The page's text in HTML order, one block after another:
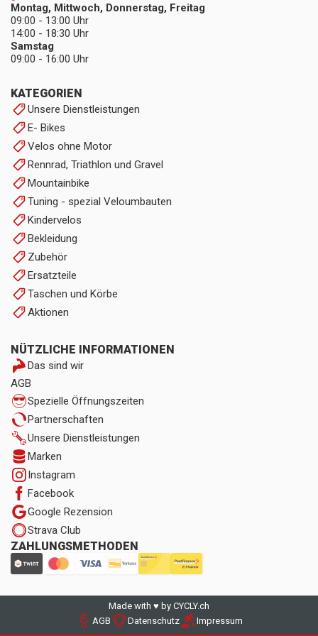
KATEGORIEN
Unsere Dienstleistungen
E- Bikes
Velos ohne Motor
Rennrad, Triathlon und Gravel
Mountainbike
Tuning - spezial Veloumbauten
Kindervelos
Bekleidung
Zubehör
Ersatzteile
Taschen und Körbe
Aktionen
NÜTZLICHE INFORMATIONEN
Das sind wir
AGB
Spezielle Öffnungszeiten
Partnerschaften
Unsere Dienstleistungen
Marken
Instagram
Facebook
Google Rezension
Strava Club
ZAHLUNGSMETHODEN
Montag, Mittwoch, Donnerstag, Freitag
09:00 - 13:00 Uhr
14:00 - 18:30 Uhr
Samstag
09:00 - 16:00 Uhr
Made with ♥ by CYCLY.ch
AGB
Datenschutz Impressum